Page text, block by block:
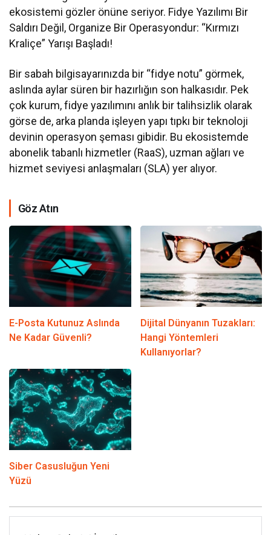
ekosistemi gözler önüne seriyor. Fidye Yazılımı Bir
Saldırı Değil, Organize Bir Operasyondur: “Kırmızı
Kraliçe” Yarışı Başladı!
Bir sabah bilgisayarınızda bir “fidye notu” görmek,
aslında aylar süren bir hazırlığın son halkasıdır. Pek
çok kurum, fidye yazılımını anlık bir talihsizlik olarak
görse de, arka planda işleyen yapı tıpkı bir teknoloji
devinin operasyon şeması gibidir. Bu ekosistemde
abonelik tabanlı hizmetler (RaaS), uzman ağları ve
hizmet seviyesi anlaşmaları (SLA) yer alıyor.
Göz Atın
E-Posta Kutunuz Aslında
Ne Kadar Güvenli?
Dijital Dünyanın Tuzakları:
Hangi Yöntemleri
Kullanıyorlar?
Siber Casusluğun Yeni
Yüzü